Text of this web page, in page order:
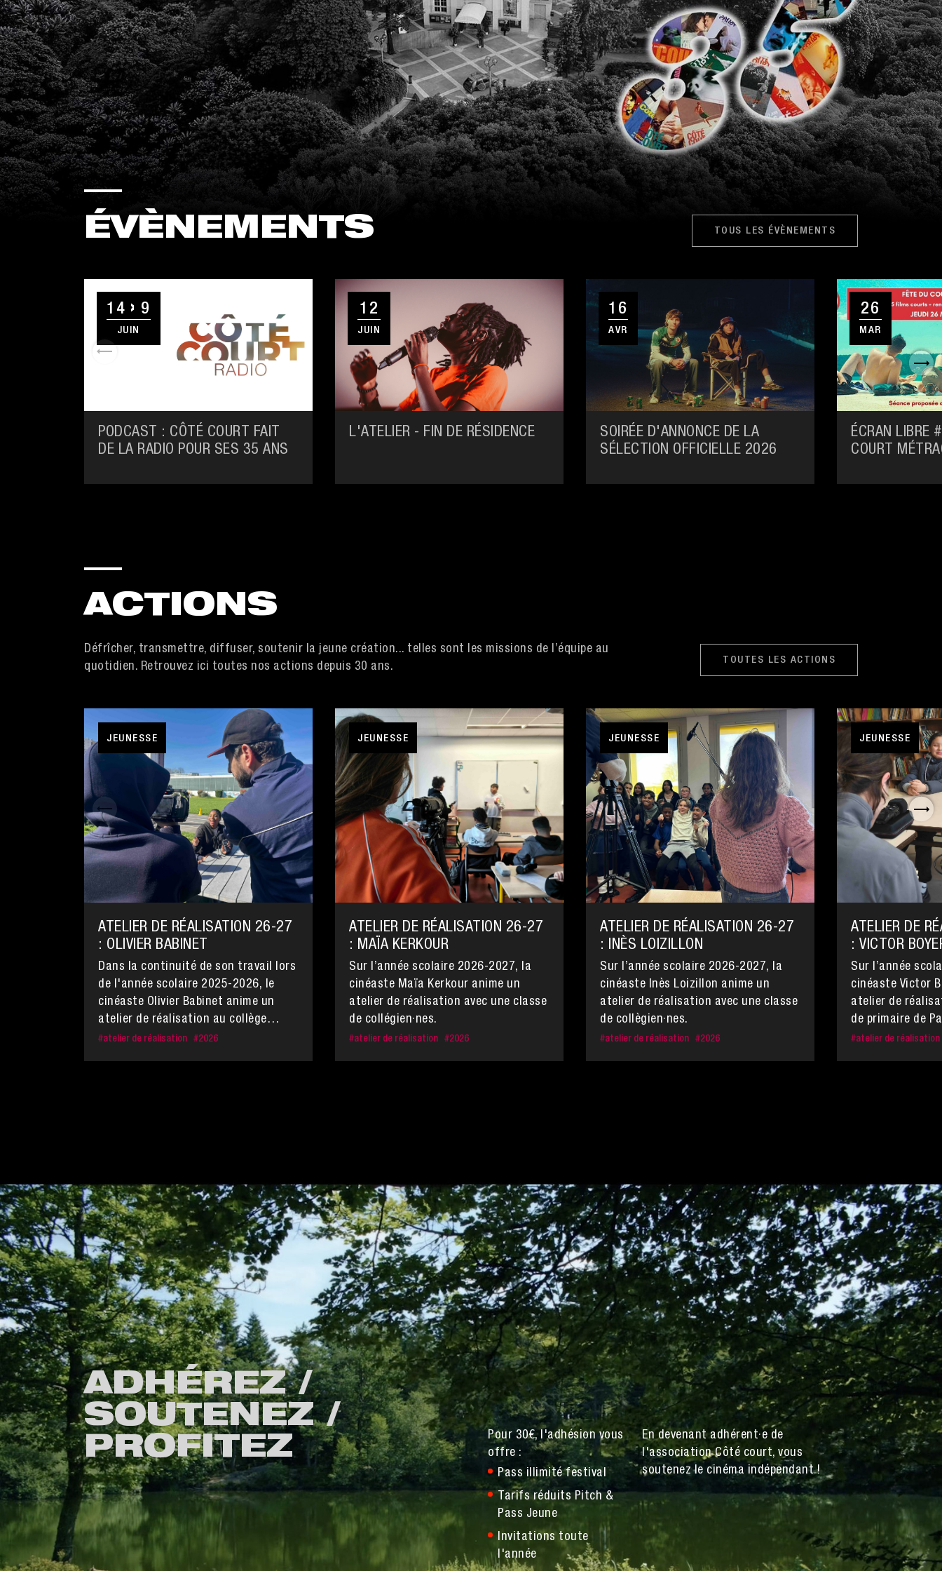
ÉVÈNEMENTS TOUS LES ÉVÈNEMENTS
14 9
JUIN
PODCAST : CÔTÉ COURT FAIT
DE LA RADIO POUR SES 35 ANS
12
JUIN
L'ATELIER - FIN DE RÉSIDENCE
16
AVR
SOIRÉE D'ANNONCE DE LA
SÉLECTION OFFICIELLE 2026
26
MAR
ÉCRAN LIBRE
COURT
ACTIONS
Défrîcher, transmettre, diffuser, soutenir la jeune création... telles sont les missions de l’équipe au
quotidien. Retrouvez ici toutes nos actions depuis 30 ans.
TOUTES LES ACTIONS
JEUNESSE
ATELIER DE RÉALISATION 26-27
: OLIVIER BABINET
Dans la continuité de son travail lors
de l'année scolaire 2025-2026, le
cinéaste Olivier Babinet anime un
atelier de réalisation au collège
Claude Debussy à Aulnay-Sous-Bois.
#atelier de réalisation #2026
JEUNESSE
ATELIER DE RÉALISATION 26-27
: MAÏA KERKOUR
Sur l’année scolaire 2026-2027, la
cinéaste Maïa Kerkour anime un
atelier de réalisation avec une classe
de collégien·nes.
#atelier de réalisation #2026
JEUNESSE
ATELIER DE RÉALISATION 26-27
: INÈS LOIZILLON
Sur l’année scolaire 2026-2027, la
cinéaste Inès Loizillon anime un
atelier de réalisation avec une classe
de collègien·nes.
#atelier de réalisation #2026
JEUNESSE
ATELIER DE
: VICTOR
Sur l’année
cinéaste Victor
atelier de
de primaire de
#atelier de réalisation
ADHÉREZ /
SOUTENEZ /
PROFITEZ
Pour 30€, l'adhésion vous
offre :
Pass illimité festival
Tarifs réduits Pitch &
Pass Jeune
Invitations toute
l'année
En devenant adhérent·e de
l'association Côté court, vous
soutenez le cinéma indépendant !